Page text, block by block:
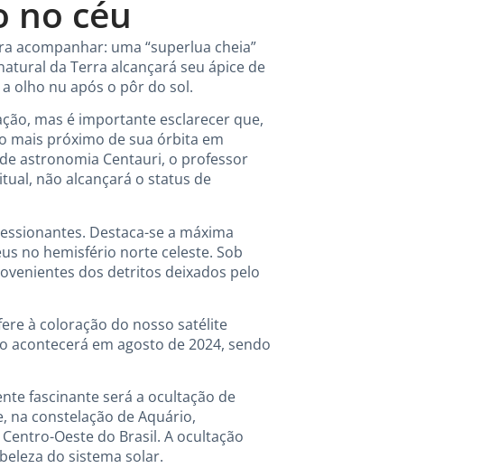
no céu
acompanhar: uma “superlua cheia”
da Terra alcançará seu ápice de
olho nu após o pôr do sol.
mas é importante esclarecer que,
mais próximo de sua órbita em
astronomia Centauri, o professor
não alcançará o status de
Destaca-se a máxima
no hemisfério norte celeste. Sob
dos detritos deixados pelo
à coloração do nosso satélite
acontecerá em agosto de 2024, sendo
fascinante será a ocultação de
na constelação de Aquário,
Oeste do Brasil. A ocultação
do sistema solar.